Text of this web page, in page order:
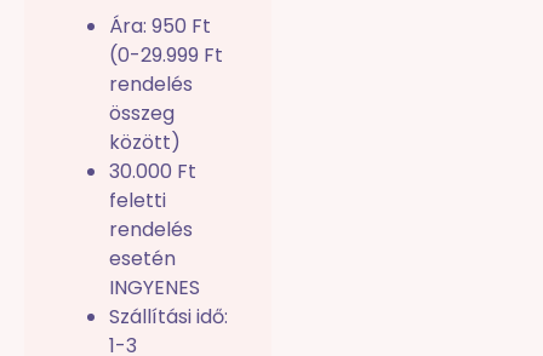
Ára: 950 Ft
(0-29.999 Ft
rendelés
összeg
között)
30.000 Ft
feletti
rendelés
esetén
INGYENES
Szállítási idő:
1-3